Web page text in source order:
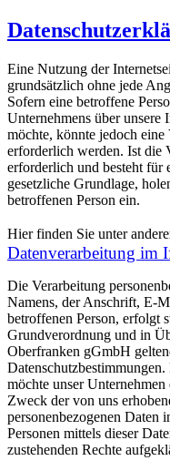
Eine Nutzung der
grundsätzlich ohne jede
Sofern eine betroffene
Unternehmens über unsere
möchte, könnte jedoch eine
erforderlich werden. Ist die
erforderlich und besteht für
gesetzliche Grundlage,
betroffenen Person ein.
Hier finden Sie unter
Datenverarbeitung im
Die Verarbeitung
Namens, der Anschrift, E-
betroffenen Person, erfolgt
Grundverordnung und in
Oberfranken gGmbH
möchte unser
Zweck der von uns
personenbezogenen Daten
Personen mittels dieser
zustehenden Rechte